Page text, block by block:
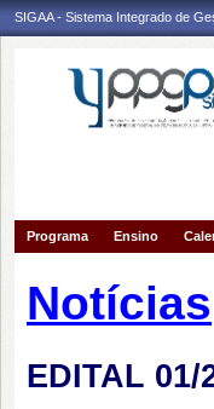
SIGAA - Sistema Integrado de
Programa Ensino
Notícias
EDITAL 01/